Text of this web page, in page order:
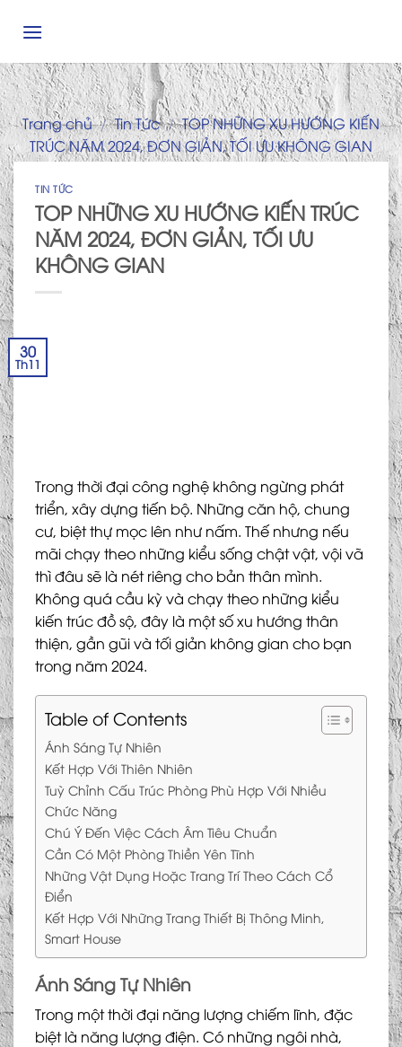
Trang chủ / Tin Tức / TOP NHỮNG XU HƯỚNG KIẾN
TRÚC NĂM 2024, ĐƠN GIẢN, TỐI ƯU KHÔNG GIAN
TIN TỨC
TOP NHỮNG XU HƯỚNG KIẾN TRÚC
NĂM 2024, ĐƠN GIẢN, TỐI ƯU
KHÔNG GIAN
30
Th11
Trong thời đại công nghệ không ngừng phát
triển, xây dựng tiến bộ. Những căn hộ, chung
cư, biệt thự mọc lên như nấm. Thế nhưng nếu
mãi chạy theo những kiểu sống chật vật, vội vã
thì đâu sẽ là nét riêng cho bản thân mình.
Không quá cầu kỳ và chạy theo những kiểu
kiến trúc đồ sộ, đây là một số xu hướng thân
thiện, gần gũi và tối giản không gian cho bạn
trong năm 2024.
Table of Contents
Ánh Sáng Tự Nhiên
Kết Hợp Với Thiên Nhiên
Tuỳ Chỉnh Cấu Trúc Phòng Phù Hợp Với Nhiều
Chức Năng
Chú Ý Đến Việc Cách Âm Tiêu Chuẩn
Cần Có Một Phòng Thiền Yên Tĩnh
Những Vật Dụng Hoặc Trang Trí Theo Cách Cổ
Điển
Kết Hợp Với Những Trang Thiết Bị Thông Minh,
Smart House
Ánh Sáng Tự Nhiên
Trong một thời đại năng lượng chiếm lĩnh, đặc
biệt là năng lượng điện. Có những ngôi nhà,